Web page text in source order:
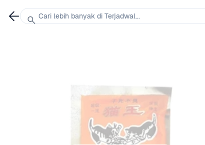
Cari lebih banyak di Terjadwal...